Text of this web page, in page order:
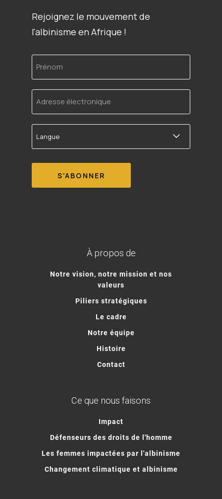
Rejoignez le mouvement de
l'albinisme en Afrique !
Prénom
Adresse
électronique
Langue
À propos de
Notre vision, notre mission et nos
valeurs
Piliers stratégiques
Le cadre
Notre équipe
Histoire
Contact
Ce que nous faisons
Impact
Défenseurs des droits de l'homme
Les femmes impactées par l'albinisme
Changement climatique et albinisme